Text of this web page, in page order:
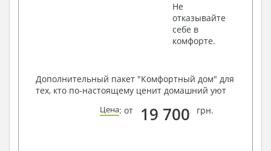
Не
отказывайте
себе в
комфорте.
Дополнительный пакет "Комфортный дом" для
тех, кто по-настоящему ценит домашний уют
Цена: от 19 700 грн.